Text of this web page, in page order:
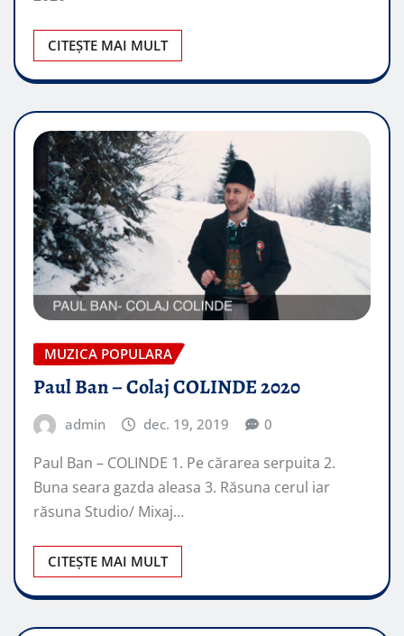
CITEȘTE MAI MULT
MUZICA POPULARA
Paul Ban – Colaj COLINDE 2020
admin dec. 19, 2019 0
Paul Ban – COLINDE 1. Pe cărarea serpuita 2.
Buna seara gazda aleasa 3. Răsuna cerul iar
răsuna Studio/ Mixaj…
CITEȘTE MAI MULT